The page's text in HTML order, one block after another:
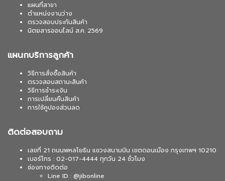
แผนที่สาขา
ตำแหน่งงานว่าง
ตรวจสอบประกันสินค้า
นิตยสารออนไลน์ ส.ค. 2569
แผนกบริการลูกค้า
วิธีการสั่งซื้อสินค้า
ตรวจสอบสถานะสินค้า
วิธีการชำระเงิน
การเปลี่ยนคืนสินค้า
การใช้คูปองส่วนลด
ติดต่อสอบถาม
เลขที่ 21 ถนนพหลโยธิน แขวงสนามบิน เขตดอนเมือง กรุงเทพฯ 10210
เบอร์โทร : 02-017-4444 ทุกวัน 24 ชั่วโมง
ช่องทางติดต่อ
Line ID : @jibonline